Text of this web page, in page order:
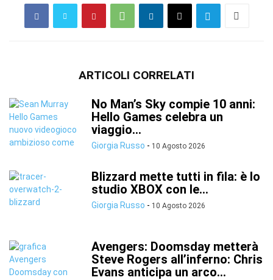
ARTICOLI CORRELATI
No Man’s Sky compie 10 anni:
Hello Games celebra un
viaggio...
Giorgia Russo - 10 Agosto 2026
Blizzard mette tutti in fila: è lo
studio XBOX con le...
Giorgia Russo - 10 Agosto 2026
Avengers: Doomsday metterà
Steve Rogers all’inferno: Chris
Evans anticipa un arco...